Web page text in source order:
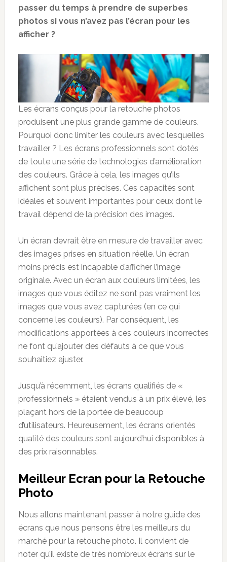
passer du temps à prendre de superbes
photos si vous n’avez pas l’écran pour les
afficher ?
Les écrans conçus pour la retouche photos
produisent une plus grande gamme de couleurs.
Pourquoi donc limiter les couleurs avec lesquelles
travailler ? Les écrans professionnels sont dotés
de toute une série de technologies d’amélioration
des couleurs. Grâce à cela, les images qu’ils
affichent sont plus précises. Ces capacités sont
idéales et souvent importantes pour ceux dont le
travail dépend de la précision des images.
Un écran devrait être en mesure de travailler avec
des images prises en situation réelle. Un écran
moins précis est incapable d’afficher l’image
originale. Avec un écran aux couleurs limitées, les
images que vous éditez ne sont pas vraiment les
images que vous avez capturées (en ce qui
concerne les couleurs). Par conséquent, les
modifications apportées à ces couleurs incorrectes
ne font qu’ajouter des défauts à ce que vous
souhaitiez ajuster.
Jusqu’à récemment, les écrans qualifiés de «
professionnels » étaient vendus à un prix élevé, les
plaçant hors de la portée de beaucoup
d’utilisateurs. Heureusement, les écrans orientés
qualité des couleurs sont aujourd’hui disponibles à
des prix raisonnables.
Meilleur Ecran pour la Retouche
Photo
Nous allons maintenant passer à notre guide des
écrans que nous pensons être les meilleurs du
marché pour la retouche photo. Il convient de
noter qu’il existe de très nombreux écrans sur le